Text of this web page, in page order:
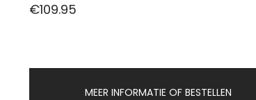
€109.95
MEER INFORMATIE OF BESTELLEN